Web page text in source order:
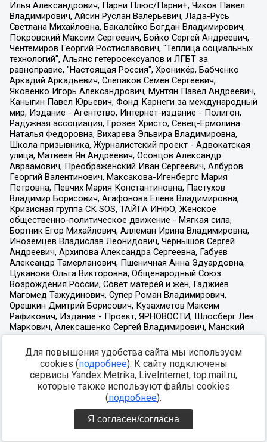
Для повышения удобства сайта мы используем
cookies (подробнее). К сайту подключены
сервисы Yandex.Metrika, LiveInternet, top.mail.ru,
которые также используют файлы cookies
(подробнее).
Я согласен/согласна